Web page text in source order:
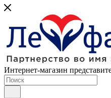
Интернет-магазин